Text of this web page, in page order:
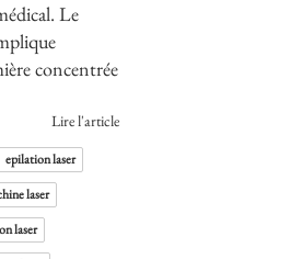
Le
concentrée
Lire l'article
epilation laser
laser
laser